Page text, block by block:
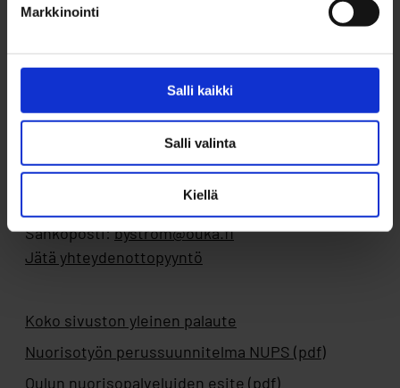
Markkinointi
Salli kaikki
Salli valinta
Kiellä
Ota yhteyttä
Sähköposti:bystrom@ouka.fi
Jätä yhteydenottopyyntö
Koko sivuston yleinen palaute
Nuorisotyön perussuunnitelma NUPS (pdf)
Oulun nuorisopalveluiden esite (pdf)